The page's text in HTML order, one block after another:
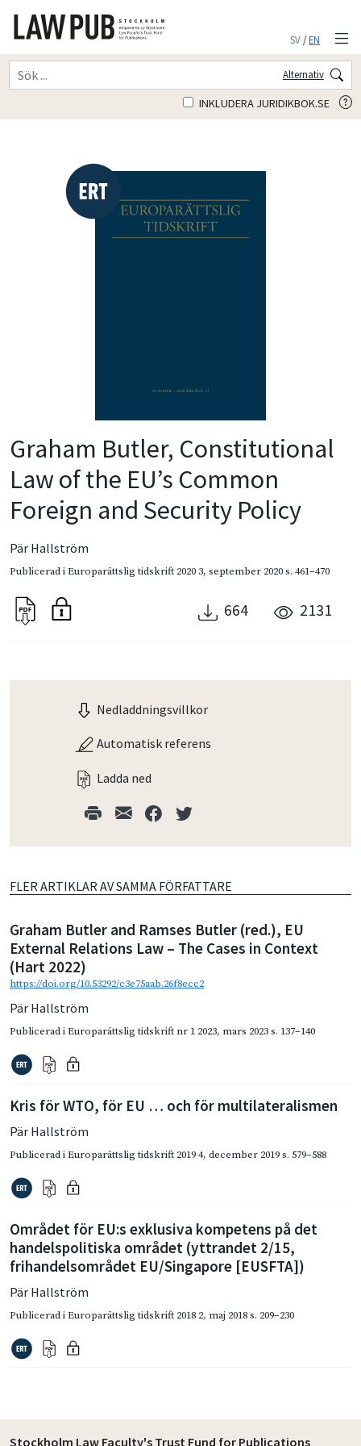
SV/EN
Alternativ
INKLUDERA JURIDIKBOK.SE
Graham Butler, Constitutional
Law of the EU’s Common
Foreign and Security Policy
Pär Hallström
Publicerad iEuroparättslig tidskrift 2020 3, september 2020s. 461–470
664 2131
Nedladdningsvillkor
Automatisk referens
Ladda ned
FLER ARTIKLAR AV SAMMA FÖRFATTARE
Graham Butler and Ramses Butler (red.), EU
External Relations Law – The Cases in Context
(Hart 2022)
https://doi.org/10.53292/c3e75aab.26f8ecc2
Pär Hallström
Publicerad iEuroparättslig tidskrift nr 1 2023, mars 2023s. 137–140
Kris för WTO, för EU … och för multilateralismen
Pär Hallström
Publicerad iEuroparättslig tidskrift 2019 4, december 2019s. 579–588
Området för EU:s exklusiva kompetens på det
handels­politiska området (yttrandet 2/15,
frihandelsområdet EU/Singapore [EUSFTA])
Pär Hallström
Publicerad iEuroparättslig tidskrift 2018 2, maj 2018s. 209–230
Stockholm Law Faculty's Trust Fund for Publications